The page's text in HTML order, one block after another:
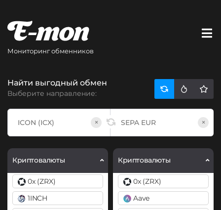
Мониторинг обменников
Найти выгодный обмен
Выберите направление:
× ×
Криптовалюты
0x (ZRX)
1INCH
Криптовалюты
0x (ZRX)
Aave